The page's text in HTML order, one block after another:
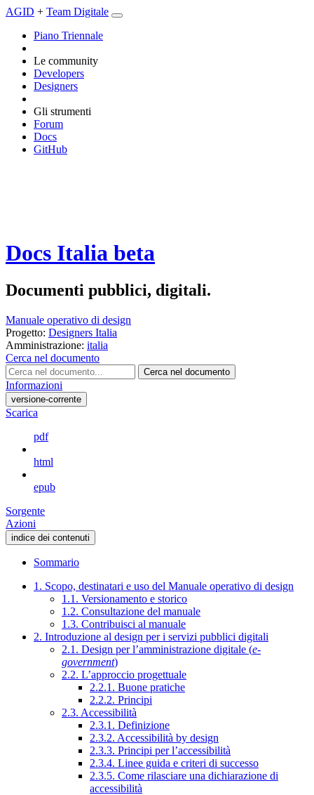
AGID + Team Digitale
Piano Triennale
Le community
Developers
Designers
Gli strumenti
Forum
Docs
GitHub
Docs Italia beta
Documenti pubblici, digitali.
Manuale operativo di design
Progetto: Designers Italia
Amministrazione: italia
Cerca nel documento
Cerca nel documento
Informazioni
versione-corrente
Scarica
pdf
html
epub
Sorgente
Azioni
indice dei contenuti
Sommario
1. Scopo, destinatari e uso del Manuale operativo di design
1.1. Versionamento e storico
1.2. Consultazione del manuale
1.3. Contribuisci al manuale
2. Introduzione al design per i servizi pubblici digitali
2.1. Design per l’amministrazione digitale (e-
government)
2.2. L’approccio progettuale
2.2.1. Buone pratiche
2.2.2. Principi
2.3. Accessibilità
2.3.1. Definizione
2.3.2. Accessibilità by design
2.3.3. Principi per l’accessibilità
2.3.4. Linee guida e criteri di successo
2.3.5. Come rilasciare una dichiarazione di
accessibilità